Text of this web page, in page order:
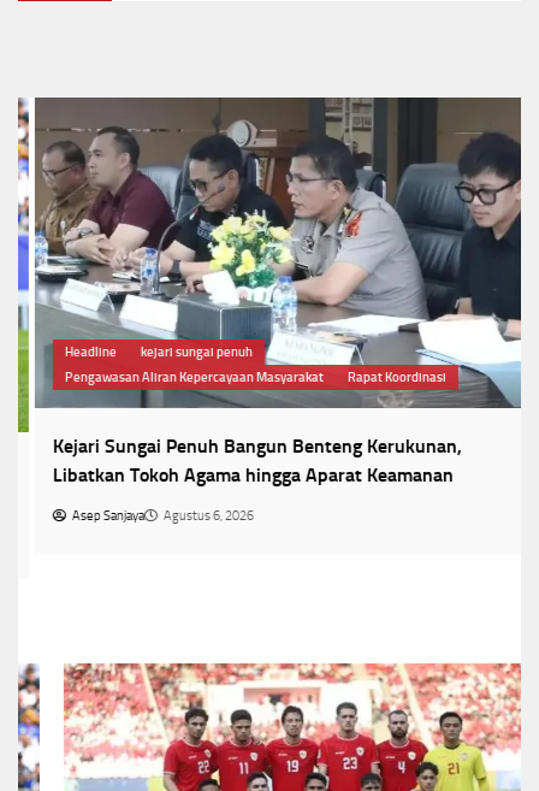
Headline
kejari sungai penuh
Pengawasan Aliran Kepercayaan Masyarakat
Rapat Koordinasi
Kejari Sungai Penuh Bangun Benteng Kerukunan,
Libatkan Tokoh Agama hingga Aparat Keamanan
Asep Sanjaya Agustus 6, 2026